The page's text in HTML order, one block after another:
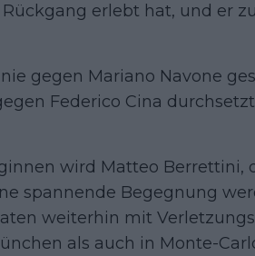
erlebt hat, und er
gegen Mariano Navone
Federico Cina
wird Matteo Berrettini,
spannende Begegnung
weiterhin mit
als auch in Monte-